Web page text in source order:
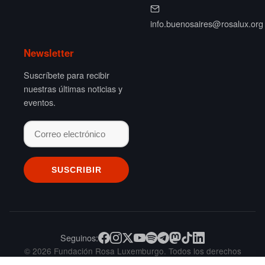
info.buenosaires@rosalux.org
Newsletter
Suscríbete para recibir
nuestras últimas noticias y
eventos.
Seguinos:
© 2026 Fundación Rosa Luxemburgo. Todos los derechos